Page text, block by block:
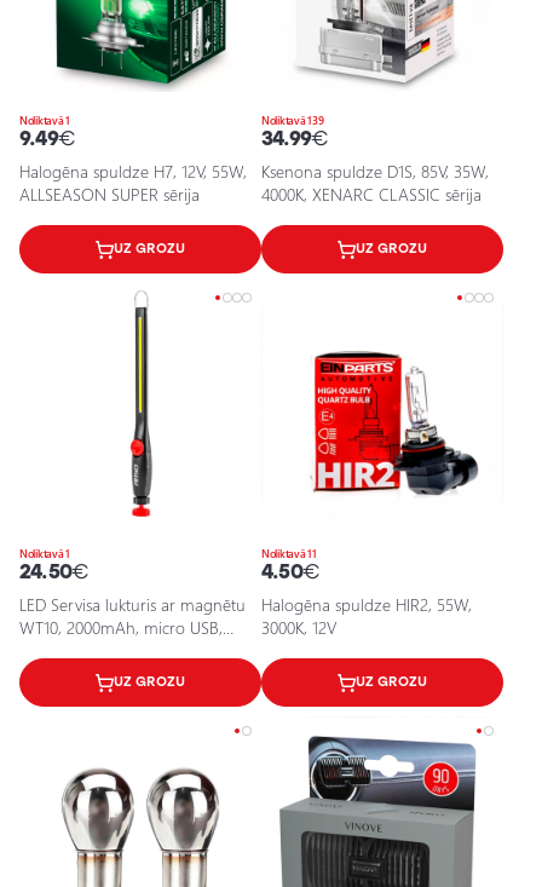
Noliktavā 1
9.49€
Halogēna spuldze H7, 12V, 55W,
ALLSEASON SUPER sērija
UZ GROZU
Noliktavā 139
34.99€
Ksenona spuldze D1S, 85V, 35W,
4000K, XENARC CLASSIC sērija
UZ GROZU
Noliktavā 1
24.50€
LED Servisa lukturis ar magnētu
WT10, 2000mAh, micro USB,
UZ GROZU
Noliktavā 11
4.50€
Halogēna spuldze HIR2, 55W,
3000K, 12V
UZ GROZU